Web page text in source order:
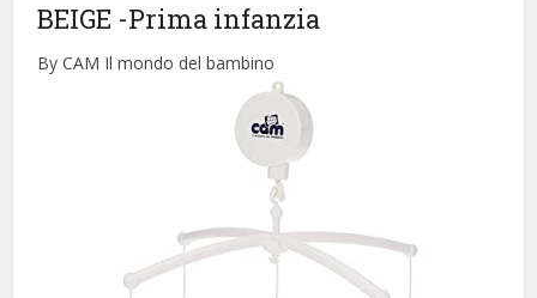
BEIGE -Prima infanzia
By CAM Il mondo del bambino